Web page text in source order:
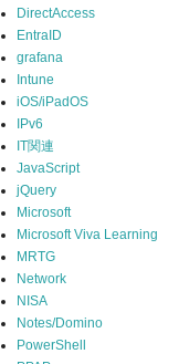
DirectAccess
EntraID
grafana
Intune
iOS/iPadOS
IPv6
IT関連
JavaScript
jQuery
Microsoft
Microsoft Viva Learning
MRTG
Network
NISA
Notes/Domino
PowerShell